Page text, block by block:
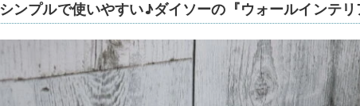
シンプルで使いやすい♪ダイソーの『ウォールインテリ